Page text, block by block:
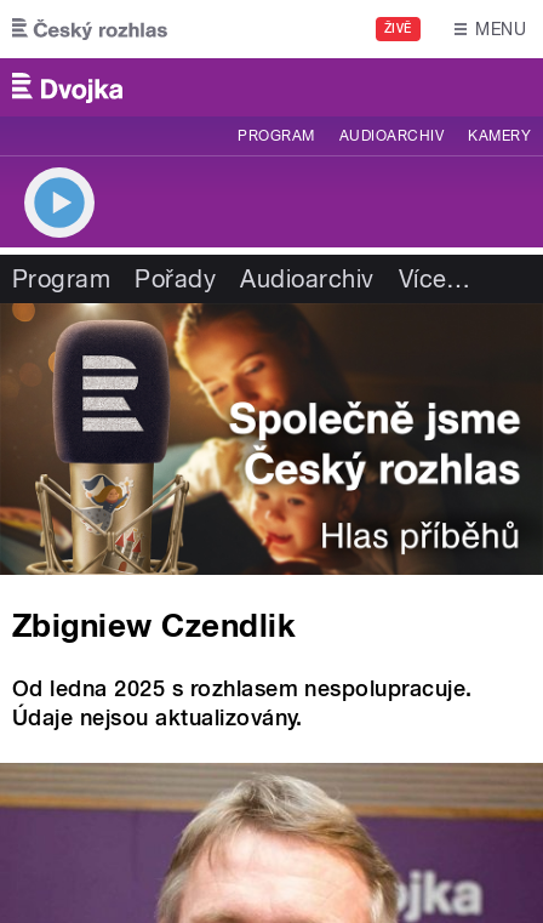
Přejít k hlavnímu obsahu
ŽIVĚ MENU
PROGRAM AUDIOARCHIV KAMERY
Program Pořady Audioarchiv Více…
Zbigniew Czendlik
Od ledna 2025 s rozhlasem nespolupracuje.
Údaje nejsou aktualizovány.